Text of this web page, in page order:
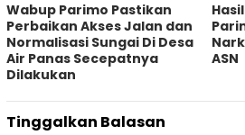
Wabup Parimo Pastikan
Perbaikan Akses Jalan dan
Normalisasi Sungai Di Desa
Air Panas Secepatnya
Dilakukan
ASN
Tinggalkan Balasan